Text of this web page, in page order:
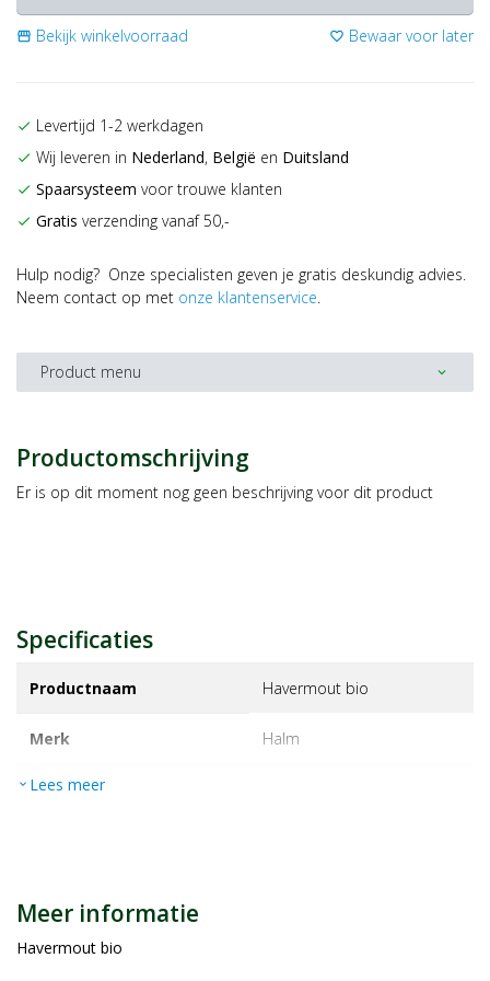
storefront Bekijk winkelvoorraad favorite_border Bewaar voor later
check Levertijd 1-2 werkdagen
check Wij leveren in Nederland, België en Duitsland
check Spaarsysteem voor trouwe klanten
check Gratis verzending vanaf 50,-
Hulp nodig? Onze specialisten geven je gratis deskundig advies.
Neem contact op met onze klantenservice.
Product menu expand_more
Productomschrijving
Er is op dit moment nog geen beschrijving voor dit product
Specificaties
Productnaam Havermout bio
Merk halm
EAN
expand_more Lees meer
Meer informatie
Havermout bio